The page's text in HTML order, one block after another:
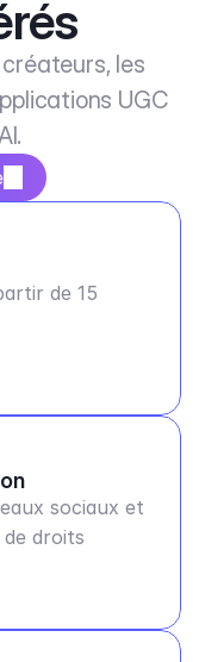
les
UGC
de 15
sociaux et
droits